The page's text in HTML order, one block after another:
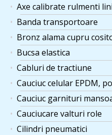
Axe calibrate rulmenti
Banda transportoare
Bronz alama cupru
Bucsa elastica
Cabluri de tractiune
Cauciuc celular EPDM,
Cauciuc garnituri
Cauciucare valturi role
Cilindri pneumatici